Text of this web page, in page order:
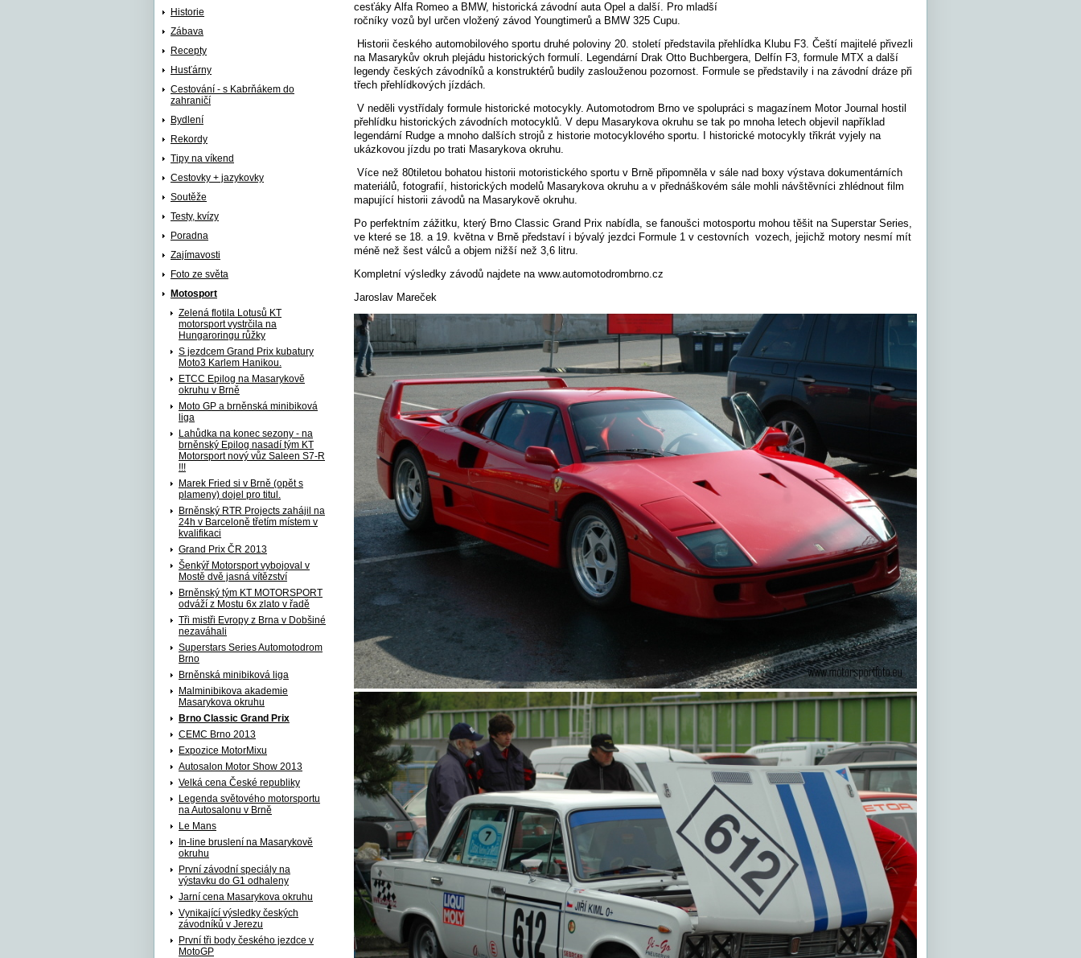
Historie
Zábava
Recepty
Husťárny
Cestování - s Kabrňákem do
zahraničí
Bydlení
Rekordy
Tipy na víkend
Cestovky + jazykovky
Soutěže
Testy, kvízy
Poradna
Zajímavosti
Foto ze světa
Motosport
Zelená flotila Lotusů KT
motorsport vystrčila na
Hungaroringu růžky
S jezdcem Grand Prix kubatury
Moto3 Karlem Hanikou.
ETCC Epilog na Masarykově
okruhu v Brně
Moto GP a brněnská minibiková
liga
Lahůdka na konec sezony - na
brněnský Epilog nasadí tým KT
Motorsport nový vůz Saleen S7-R
!!!
Marek Fried si v Brně (opět s
plameny) dojel pro titul.
Brněnský RTR Projects zahájil na
24h v Barceloně třetím místem v
kvalifikaci
Grand Prix ČR 2013
Šenkýř Motorsport vybojoval v
Mostě dvě jasná vítězství
Brněnský tým KT MOTORSPORT
odváží z Mostu 6x zlato v řadě
Tři mistři Evropy z Brna v Dobšiné
nezaváhali
Superstars Series Automotodrom
Brno
Brněnská minibiková liga
Malminibikova akademie
Masarykova okruhu
Brno Classic Grand Prix
CEMC Brno 2013
Expozice MotorMixu
Autosalon Motor Show 2013
Velká cena České republiky
Legenda světového motorsportu
na Autosalonu v Brně
Le Mans
In-line bruslení na Masarykově
okruhu
První závodní speciály na
výstavku do G1 odhaleny
Jarní cena Masarykova okruhu
Vynikající výsledky českých
závodníků v Jerezu
První tři body českého jezdce v
MotoGP
cesťáky Alfa Romeo a BMW, historická závodní auta Opel a další. Pro mladší
ročníky vozů byl určen vložený závod Youngtimerů a BMW 325 Cupu.
Historii českého automobilového sportu druhé poloviny 20. století představila přehlídka Klubu F3. Čeští majitelé přivezli
na Masarykův okruh plejádu historických formulí. Legendární Drak Otto Buchbergera, Delfín F3, formule MTX a další
legendy českých závodníků a konstruktérů budily zaslouženou pozornost. Formule se představily i na závodní dráze při
třech přehlídkových jízdách.
V neděli vystřídaly formule historické motocykly. Automotodrom Brno ve spolupráci s magazínem Motor Journal hostil
přehlídku historických závodních motocyklů. V depu Masarykova okruhu se tak po mnoha letech objevil například
legendární Rudge a mnoho dalších strojů z historie motocyklového sportu. I historické motocykly třikrát vyjely na
ukázkovou jízdu po trati Masarykova okruhu.
Více než 80tiletou bohatou historii motoristického sportu v Brně připomněla v sále nad boxy výstava dokumentárních
materiálů, fotografií, historických modelů Masarykova okruhu a v přednáškovém sále mohli návštěvníci zhlédnout film
mapující historii závodů na Masarykově okruhu.
Po perfektním zážitku, který Brno Classic Grand Prix nabídla, se fanoušci motosportu mohou těšit na Superstar Series,
ve které se 18. a 19. května v Brně představí i bývalý jezdci Formule 1 v cestovních vozech, jejichž motory nesmí mít
méně než šest válců a objem nižší než 3,6 litru.
Kompletní výsledky závodů najdete na www.automotodrombrno.cz
Jaroslav Mareček